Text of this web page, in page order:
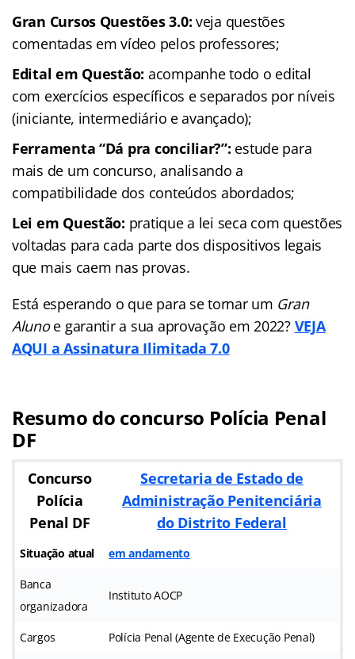
Gran Cursos Questões 3.0: veja questões
comentadas em vídeo pelos professores;
Edital em Questão: acompanhe todo o edital
com exercícios específicos e separados por níveis
(iniciante, intermediário e avançado);
Ferramenta “Dá pra conciliar?”: estude para
mais de um concurso, analisando a
compatibilidade dos conteúdos abordados;
Lei em Questão: pratique a lei seca com questões
voltadas para cada parte dos dispositivos legais
que mais caem nas provas.
Está esperando o que para se tornar um Gran
Alunoe garantir a sua aprovação em 2022? VEJA
AQUI a Assinatura Ilimitada 7.0
Resumo do concurso Polícia Penal
DF
Concurso
Polícia
Penal DF
Secretaria de Estado de
Administração Penitenciária
do Distrito Federal
Situação atual em andamento
Banca
organizadora
Instituto AOCP
Cargos Polícia Penal (Agente de Execução Penal)